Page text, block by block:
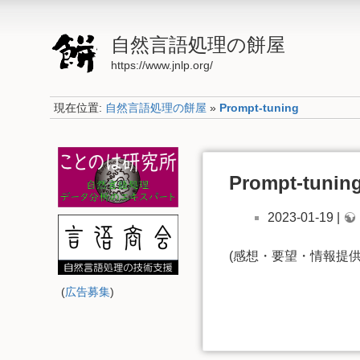
自然言語処理の餅屋
https://www.jnlp.org/
現在位置: 自然言語処理の餅屋 » Prompt-tuning
(広告募集)
Prompt-
2023-01-19 |
(感想・要望・情報提